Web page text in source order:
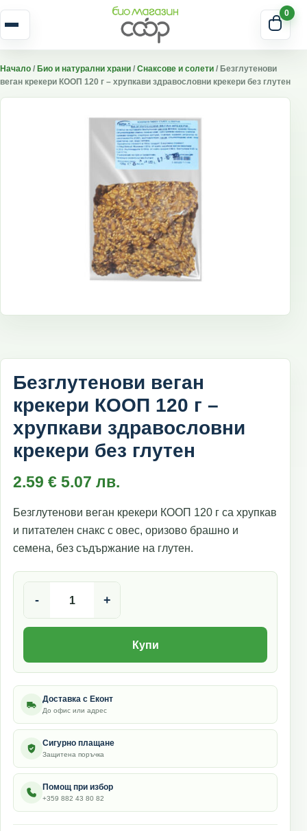
Skip to content 0
Начало / Био и натурални храни / Снаксове и солети / Безглутенови
веган крекери КООП 120 г – хрупкави здравословни крекери без глутен
Безглутенови веган
крекери КООП 120 г –
хрупкави здравословни
крекери без глутен
2.59 € 5.07 лв.
Безглутенови веган крекери КООП 120 г са хрупкав
и питателен снакс с овес, оризово брашно и
семена, без съдържание на глутен.
- +
Купи
Доставка с Еконт
До офис или адрес
Сигурно плащане
Защитена поръчка
Помощ при избор
+359 882 43 80 82